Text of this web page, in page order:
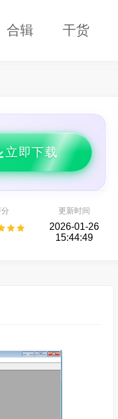
合辑 干货
立即下载
更新时间
2026-01-26
15:44:49
益盟操盘手